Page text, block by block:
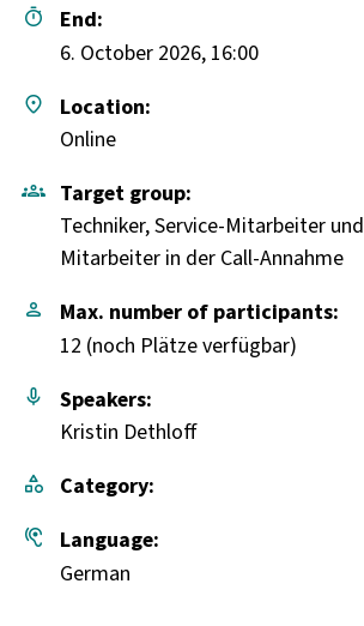
timer
End:
6. October 2026, 16:00
place
Location:
Online
groups Target group:
Techniker, Service-Mitarbeiter und
Mitarbeiter in der Call-Annahme
person
Max. number of participants:
12 (noch Plätze verfügbar)
mic
Speakers:
Kristin Dethloff
category
Category:
hearing
Language:
German